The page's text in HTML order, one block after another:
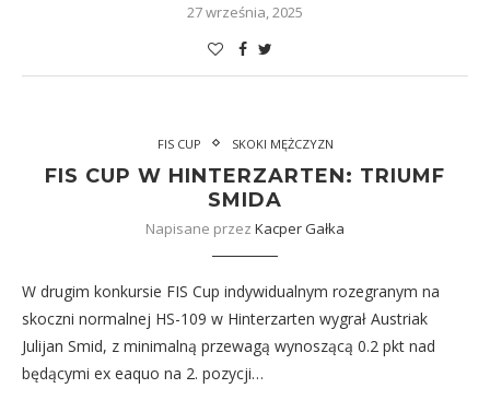
27 września, 2025
FIS CUP SKOKI MĘŻCZYZN
FIS CUP W HINTERZARTEN: TRIUMF
SMIDA
Napisane przez Kacper Gałka
W drugim konkursie FIS Cup indywidualnym rozegranym na
skoczni normalnej HS-109 w Hinterzarten wygrał Austriak
Julijan Smid, z minimalną przewagą wynoszącą 0.2 pkt nad
będącymi ex eaquo na 2. pozycji…